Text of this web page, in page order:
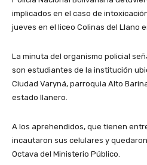
implicados en el caso de
jueves en el liceo Colinas del Llano
La minuta del organismo policial
son estudiantes de la institución
Ciudad Varyná, parroquia Alto
estado llanero.
A los aprehendidos, que tienen
incautaron sus celulares y
Octava del Ministerio Público.